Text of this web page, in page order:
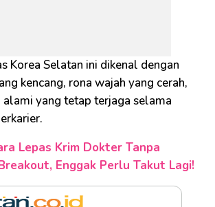
Korea Selatan ini dikenal dengan
kencang, rona wajah yang cerah,
alami yang tetap terjaga selama
Lepas Krim Dokter Tanpa
Enggak Perlu Takut Lagi!